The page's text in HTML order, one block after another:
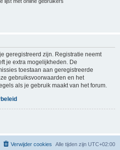
geregistreerd zijn. Registratie neemt
je extra mogelijkheden. De
toestaan aan geregistreerde
gebruiksvoorwaarden en het
als je gebruik maakt van het forum.
Alle tijden zijn UTC+02:00
Verwijder cookies